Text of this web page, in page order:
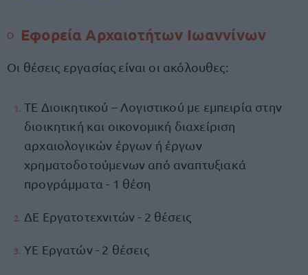
Εφορεία Αρχαιοτήτων Ιωαννίνων
Οι θέσεις εργασίας είναι οι ακόλουθες:
ΤΕ Διοικητικού – Λογιστικού με εμπειρία στην
διοικητική και οικονομική διαχείριση
αρχαιολογικών έργων ή έργων
χρηματοδοτούμενων από αναπτυξιακά
προγράμματα - 1 θέση
ΔΕ Εργατοτεχνιτών - 2 θέσεις
ΥΕ Εργατών - 2 θέσεις